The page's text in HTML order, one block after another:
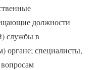
должности
службы в
органе; специалисты,